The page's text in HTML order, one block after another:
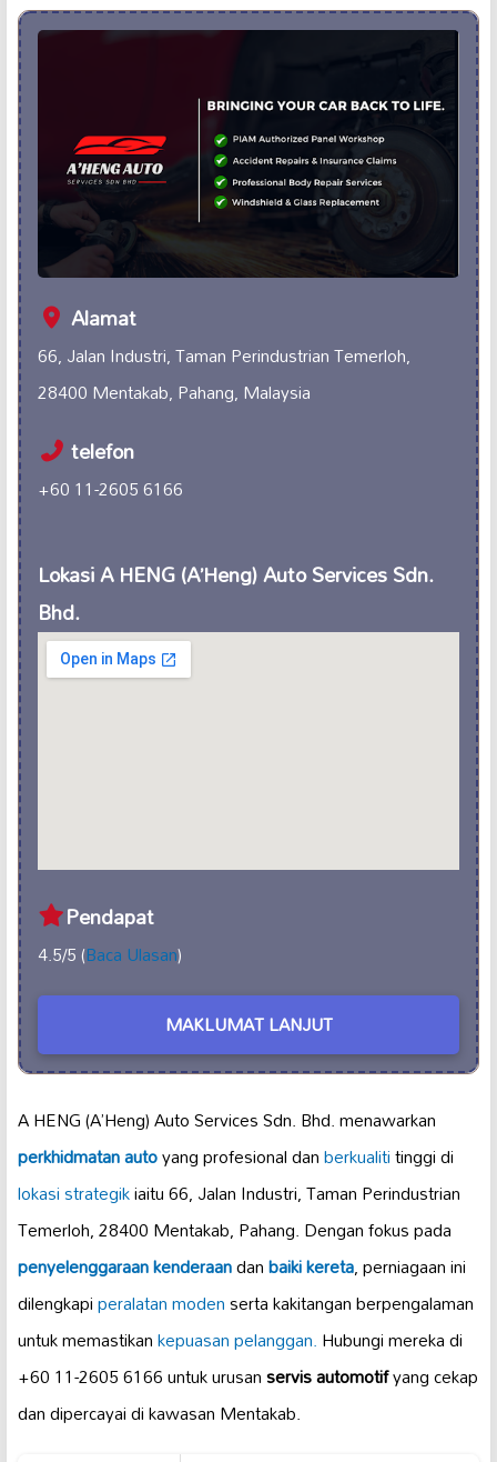
Alamat
66, Jalan Industri, Taman Perindustrian Temerloh,
28400 Mentakab, Pahang, Malaysia
telefon
+60 11-2605 6166
Lokasi A HENG (A’Heng) Auto Services Sdn.
Bhd.
Pendapat
4.5/5 (Baca Ulasan)
MAKLUMAT LANJUT
A HENG (A’Heng) Auto Services Sdn. Bhd. menawarkan
perkhidmatan autoyang profesional danberkualititinggi di
lokasi strategikiaitu 66, Jalan Industri, Taman Perindustrian
Temerloh, 28400 Mentakab, Pahang. Dengan fokus pada
penyelenggaraan kenderaandanbaiki kereta, perniagaan ini
dilengkapiperalatan modenserta kakitangan berpengalaman
untuk memastikankepuasan pelanggan.Hubungi mereka di
+60 11-2605 6166 untuk urusanservis automotifyang cekap
dan dipercayai di kawasan Mentakab.